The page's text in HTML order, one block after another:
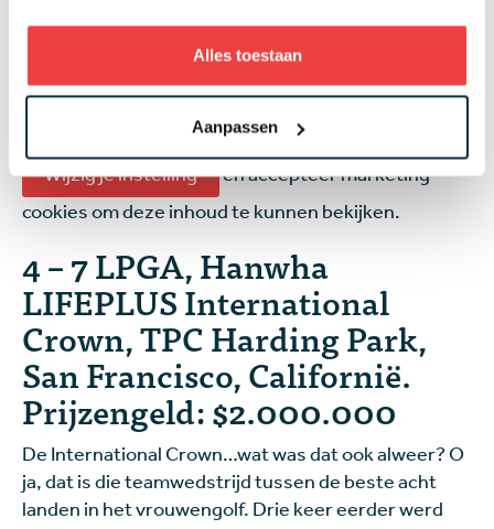
Alles toestaan
Aanpassen
Leaderboard
Wijzig je instelling
en accepteer marketing
cookies om deze inhoud te kunnen bekijken.
4 – 7 LPGA, Hanwha
LIFEPLUS International
Crown, TPC Harding Park,
San Francisco, Californië.
Prijzengeld: $2.000.000
De International Crown…wat was dat ook alweer? O
ja, dat is die teamwedstrijd tussen de beste acht
landen in het vrouwengolf. Drie keer eerder werd